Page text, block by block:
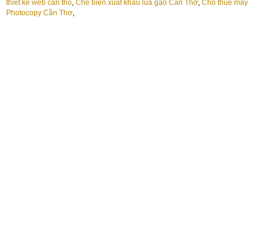
thiet ke web can tho, Chế biến xuất khẩu lúa gạo Cần Thơ, Cho thuê máy
Photocopy Cần Thơ,